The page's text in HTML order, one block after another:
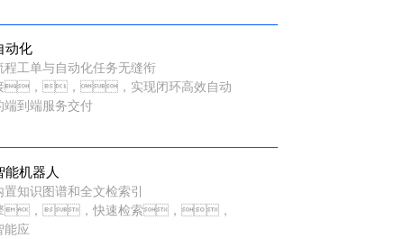
动化
程工单与自动化任务无缝衔
，，，实现闭环高效自动
端到端服务交付
能机器人
置知识图谱和全文检索引
，，快速检索，，
能应